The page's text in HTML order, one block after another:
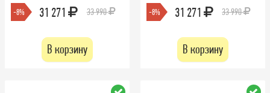
-8% 31 271 33 990
В корзину
-8% 31 271 33 990
В корзину